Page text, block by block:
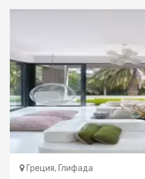
Греция, Глифада